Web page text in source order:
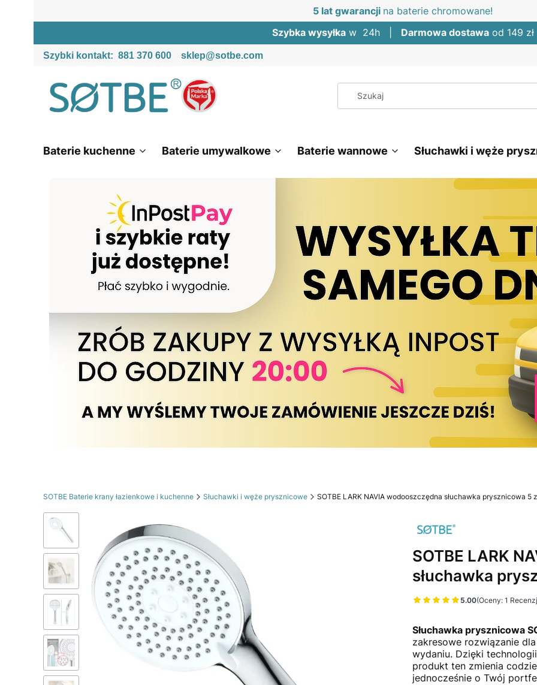
5 lat gwarancji na baterie chromowane!
Szybka wysyłkaw 24h | Darmowa dostawaod 149 zł
Szybki kontakt: 881 370 600 sklep@sotbe.com
Baterie kuchenne Baterie umywalkowe Baterie wannowe Słuchawki i węże
SOTBE Baterie krany łazienkowe i kuchenne Słuchawki i węże prysznicowe SOTBE LARK NAVIA wodooszczędna słuchawka prysznicowa 5
SOTBE LARK
słuchawka
5.00(Oceny: 1
Przejdź do sekcji
Słuchawka prysznicowa
zakresowe rozwiązanie
wydaniu. Dzięki
produkt ten zmienia
jednocześnie o Twój